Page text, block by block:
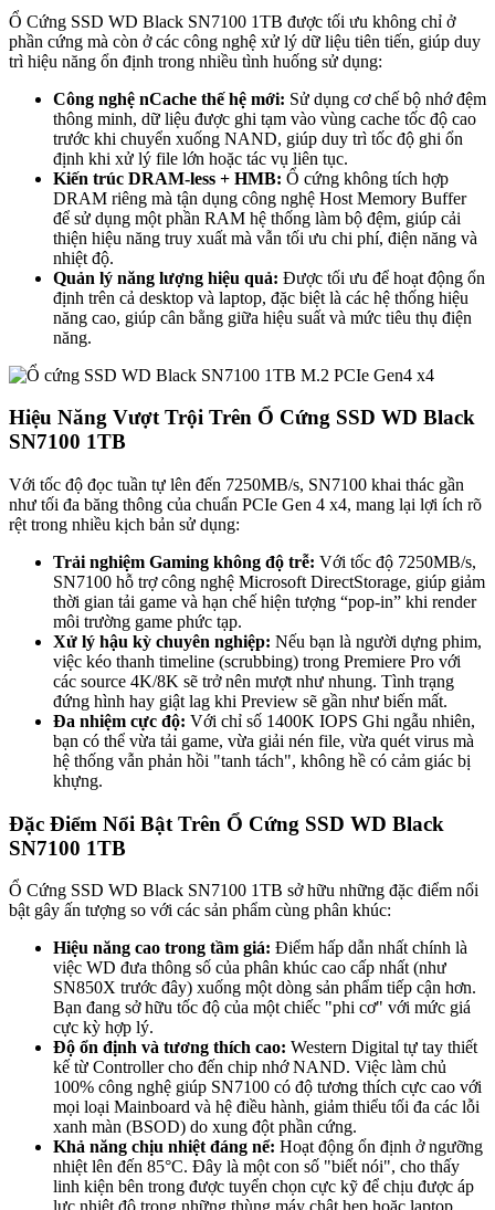
Ổ Cứng SSD WD Black SN7100 1TB được tối ưu không chỉ ở
phần cứng mà còn ở các công nghệ xử lý dữ liệu tiên tiến, giúp duy
trì hiệu năng ổn định trong nhiều tình huống sử dụng:
Công nghệ nCache thế hệ mới: Sử dụng cơ chế bộ nhớ đệm
thông minh, dữ liệu được ghi tạm vào vùng cache tốc độ cao
trước khi chuyển xuống NAND, giúp duy trì tốc độ ghi ổn
định khi xử lý file lớn hoặc tác vụ liên tục.
Kiến trúc DRAM-less + HMB: Ổ cứng không tích hợp
DRAM riêng mà tận dụng công nghệ Host Memory Buffer
để sử dụng một phần RAM hệ thống làm bộ đệm, giúp cải
thiện hiệu năng truy xuất mà vẫn tối ưu chi phí, điện năng và
nhiệt độ.
Quản lý năng lượng hiệu quả: Được tối ưu để hoạt động ổn
định trên cả desktop và laptop, đặc biệt là các hệ thống hiệu
năng cao, giúp cân bằng giữa hiệu suất và mức tiêu thụ điện
năng.
Hiệu Năng Vượt Trội Trên Ổ Cứng SSD WD Black
SN7100 1TB
Với tốc độ đọc tuần tự lên đến 7250MB/s, SN7100 khai thác gần
như tối đa băng thông của chuẩn PCIe Gen 4 x4, mang lại lợi ích rõ
rệt trong nhiều kịch bản sử dụng:
Trải nghiệm Gaming không độ trễ: Với tốc độ 7250MB/s,
SN7100 hỗ trợ công nghệ Microsoft DirectStorage, giúp giảm
thời gian tải game và hạn chế hiện tượng “pop-in” khi render
môi trường game phức tạp.
Xử lý hậu kỳ chuyên nghiệp: Nếu bạn là người dựng phim,
việc kéo thanh timeline (scrubbing) trong Premiere Pro với
các source 4K/8K sẽ trở nên mượt như nhung. Tình trạng
đứng hình hay giật lag khi Preview sẽ gần như biến mất.
Đa nhiệm cực độ: Với chỉ số 1400K IOPS Ghi ngẫu nhiên,
bạn có thể vừa tải game, vừa giải nén file, vừa quét virus mà
hệ thống vẫn phản hồi "tanh tách", không hề có cảm giác bị
khựng.
Đặc Điểm Nổi Bật Trên Ổ Cứng SSD WD Black
SN7100 1TB
Ổ Cứng SSD WD Black SN7100 1TB sở hữu những đặc điểm nổi
bật gây ấn tượng so với các sản phẩm cùng phân khúc:
Hiệu năng cao trong tầm giá: Điểm hấp dẫn nhất chính là
việc WD đưa thông số của phân khúc cao cấp nhất (như
SN850X trước đây) xuống một dòng sản phẩm tiếp cận hơn.
Bạn đang sở hữu tốc độ của một chiếc "phi cơ" với mức giá
cực kỳ hợp lý.
Độ ổn định và tương thích cao: Western Digital tự tay thiết
kế từ Controller cho đến chip nhớ NAND. Việc làm chủ
100% công nghệ giúp SN7100 có độ tương thích cực cao với
mọi loại Mainboard và hệ điều hành, giảm thiểu tối đa các lỗi
xanh màn (BSOD) do xung đột phần cứng.
Khả năng chịu nhiệt đáng nể: Hoạt động ổn định ở ngưỡng
nhiệt lên đến 85°C. Đây là một con số "biết nói", cho thấy
linh kiện bên trong được tuyển chọn cực kỹ để chịu được áp